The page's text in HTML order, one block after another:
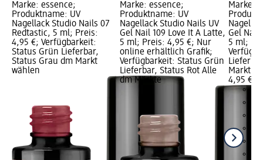
Marke: essence;
Produktname: UV
Nagellack Studio Nails 07
Redtastic, 5 ml; Preis:
4,95 €; Verfügbarkeit:
Status Grün Lieferbar,
Status Grau dm Markt
wählen
Marke: essence;
Produktname: UV
Nagellack Studio Nails UV
Gel Nail 109 Love It A Latte,
5 ml; Preis: 4,95 €; Nur
online erhältlich Grafik;
Verfügbarkeit: Status Grün
Lieferbar, Status Rot Alle
dm Märkte
Marke:
Gel Nail
5 ml;
Markt
4,95 €